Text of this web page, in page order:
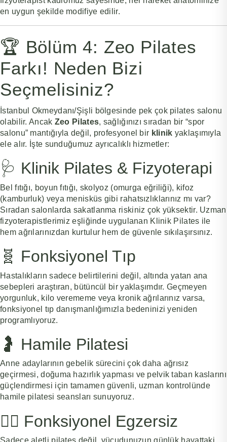
en uygun şekilde modifiye edilir.
🏆 Bölüm 4: Zeo Pilates
Farkı! Neden Bizi
Seçmelisiniz?
İstanbul Okmeydanı/Şişli bölgesinde pek çok pilates salonu
olabilir. Ancak Zeo Pilates, sağlığınızı sıradan bir “spor
salonu” mantığıyla değil, profesyonel bir klinik yaklaşımıyla
ele alır. İşte sunduğumuz ayrıcalıklı hizmetler:
🩺 Klinik Pilates & Fizyoterapi
Bel fıtığı, boyun fıtığı, skolyoz (omurga eğriliği), kifoz
(kamburluk) veya menisküs gibi rahatsızlıklarınız mı var?
Sıradan salonlarda sakatlanma riskiniz çok yüksektir. Uzman
fizyoterapistlerimiz eşliğinde uygulanan Klinik Pilates ile
hem ağrılarınızdan kurtulur hem de güvenle sıkılaşırsınız.
🧬 Fonksiyonel Tıp
Hastalıkların sadece belirtilerini değil, altında yatan ana
sebepleri araştıran, bütüncül bir yaklaşımdır. Geçmeyen
yorgunluk, kilo verememe veya kronik ağrılarınız varsa,
fonksiyonel tıp danışmanlığımızla bedeninizi yeniden
programlıyoruz.
🤰 Hamile Pilatesi
Anne adaylarının gebelik sürecini çok daha ağrısız
geçirmesi, doğuma hazırlık yapması ve pelvik taban kaslarını
güçlendirmesi için tamamen güvenli, uzman kontrolünde
hamile pilatesi seansları sunuyoruz.
🏋️‍♀️ Fonksiyonel Egzersiz